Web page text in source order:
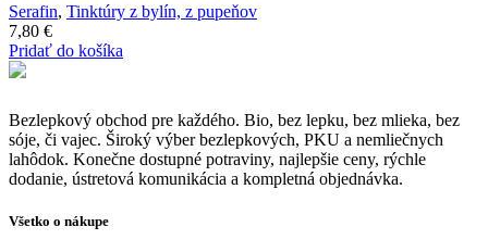
Serafin, Tinktúry z bylín, z pupeňov
7,80 €
Pridať do košíka
Bezlepkový obchod pre každého. Bio, bez lepku, bez mlieka, bez
sóje, či vajec. Široký výber bezlepkových, PKU a nemliečnych
lahôdok. Konečne dostupné potraviny, najlepšie ceny, rýchle
dodanie, ústretová komunikácia a kompletná objednávka.
Všetko o nákupe